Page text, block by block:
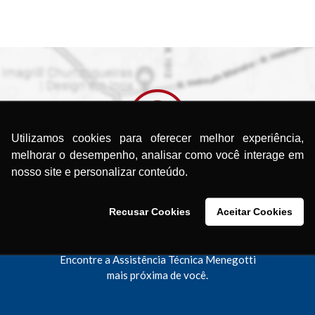
Utilizamos cookies para oferecer melhor experiência,
melhorar o desempenho, analisar como você interage em
nosso site e personalizar conteúdo.
Recusar Cookies Aceitar Cookies
uma Assistência
Encontre a Assistência Técnica Menegotti
mais próxima de você.